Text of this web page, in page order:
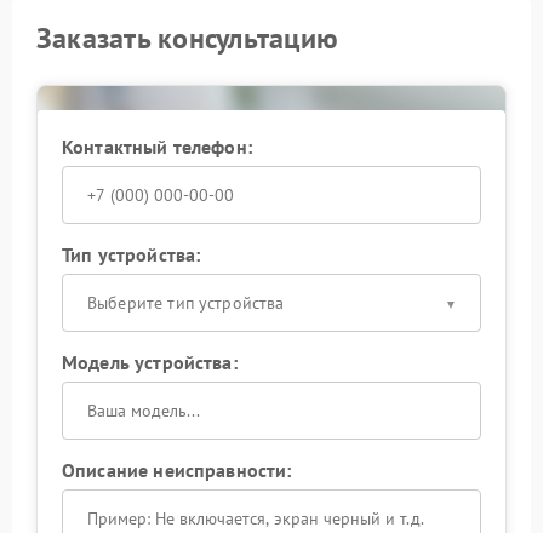
Заказать консультацию
Контактный телефон:
Тип устройства:
Выберите тип устройства
Модель устройства:
Описание неисправности: